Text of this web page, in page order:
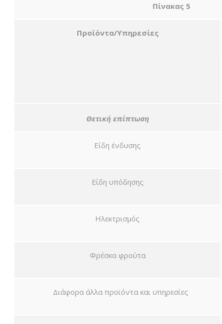
Πίνακας 5
Προϊόντα/Υπηρεσίες
Θετική επίπτωση
Είδη ένδυσης
Είδη υπόδησης
Ηλεκτρισμός
Φρέσκα φρούτα
Διάφορα άλλα προϊόντα και υπηρεσίες